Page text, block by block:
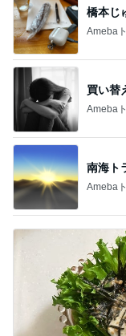
橋本じ
Ameba
買い替
Ameba
南海ト
Ameba